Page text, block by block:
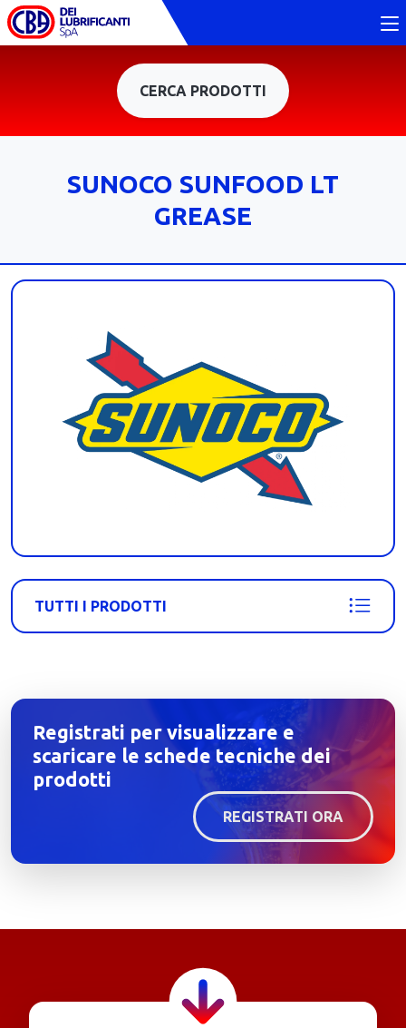
CERCA PRODOTTI
SUNOCO SUNFOOD LT
GREASE
TUTTI I PRODOTTI
Registrati per visualizzare e
scaricare le schede tecniche dei
prodotti
REGISTRATI ORA